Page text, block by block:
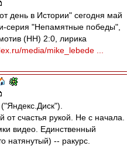
день в Истории" сегодня май
серия "Непамятные победы",
(НН) 2:0, лирика
media/mike_lebede ...
счастья рукой. Не с начала.
видео. Единственный
натянутый) -- ракурс.